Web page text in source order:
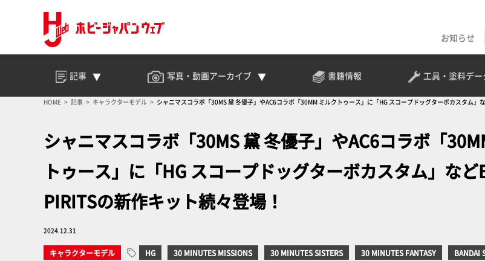
お知らせ
記事 写真・動画アーカイブ 書籍情報 工具・塗料デー
HOME 記事 キャラクターモデル シャニマスコラボ「30MS 黛 冬優子」やAC6コラボ「30MM ミルクトゥース」に「HG スコープドッグターボカスタム」
シャニマスコラボ「30MS 黛 冬優子」やAC6コラボ「
トゥース」に「HG スコープドッグターボカスタム」など
PIRITSの新作キット続々登場！
2024.12.31
キャラクターモデル HG 30 MINUTES MISSIONS 30 MINUTES SISTERS 30 MINUTES FANTASY
BANDAI